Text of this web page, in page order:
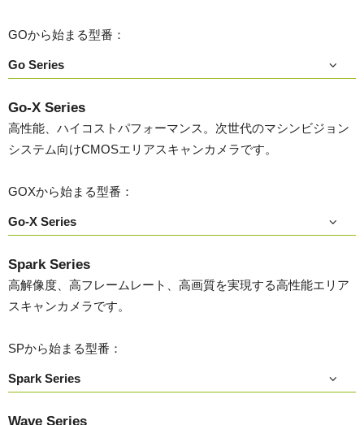
GOから始まる型番：
Go Series
Go-X Series
高性能、ハイコストパフォーマンス。次世代のマシンビジョン
システム向けCMOSエリアスキャンカメラです。
GOXから始まる型番：
Go-X Series
Spark Series
高解像度、高フレームレート、高画質を実現する高性能エリア
スキャンカメラです。
SPから始まる型番：
Spark Series
Wave Series